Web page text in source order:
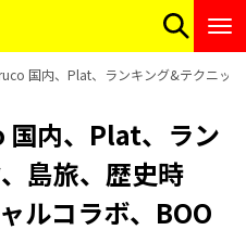
国内、Plat、ランキング&テクニッ
内、Plat、ラン
島旅、歴史時
ルコラボ、BOO